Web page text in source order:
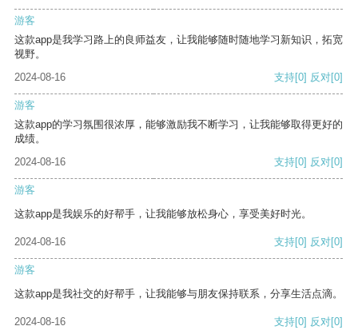
游客
这款app是我学习路上的良师益友，让我能够随时随地学习新知识，拓宽
视野。
2024-08-16
支持[0] 反对[0]
游客
这款app的学习氛围很浓厚，能够激励我不断学习，让我能够取得更好的
成绩。
2024-08-16
支持[0] 反对[0]
游客
这款app是我娱乐的好帮手，让我能够放松身心，享受美好时光。
2024-08-16 支持[0] 反对[0]
游客
这款app是我社交的好帮手，让我能够与朋友保持联系，分享生活点滴。
2024-08-16 支持[0] 反对[0]